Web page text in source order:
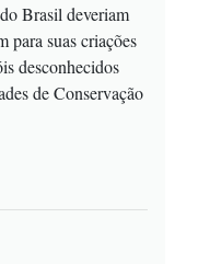
Brasil deveriam
para suas criações
desconhecidos
de Conservação